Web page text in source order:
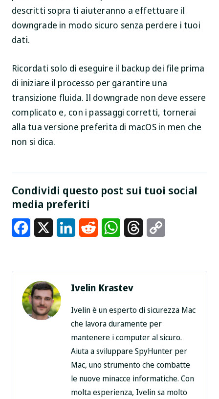
descritti sopra ti aiuteranno a effettuare il
downgrade in modo sicuro senza perdere i tuoi
dati.
Ricordati solo di eseguire il backup dei file prima
di iniziare il processo per garantire una
transizione fluida. Il downgrade non deve essere
complicato e, con i passaggi corretti, tornerai
alla tua versione preferita di macOS in men che
non si dica.
Condividi questo post sui tuoi social
media preferiti
Facebook LinkedInReddit WhatsAppThreads
Ivelin Krastev
Ivelin è un esperto di sicurezza Mac
che lavora duramente per
mantenere i computer al sicuro.
Aiuta a sviluppare SpyHunter per
Mac, uno strumento che combatte
le nuove minacce informatiche. Con
molta esperienza, Ivelin sa molto